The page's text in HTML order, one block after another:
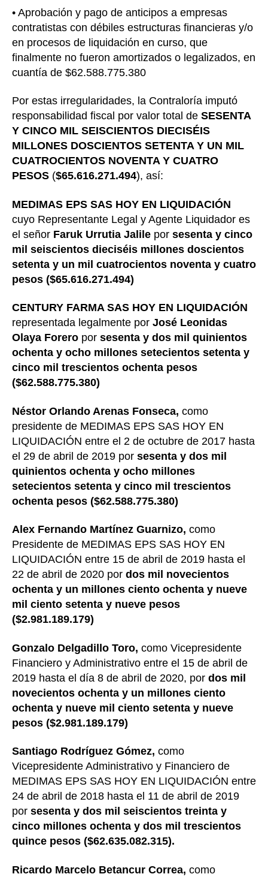
• Aprobación y pago de anticipos a empresas
contratistas con débiles estructuras financieras y/o
en procesos de liquidación en curso, que
finalmente no fueron amortizados o legalizados, en
cuantía de $62.588.775.380
Por estas irregularidades, la Contraloría imputó
responsabilidad fiscal por valor total de SESENTA
Y CINCO MIL SEISCIENTOS DIECISÉIS
MILLONES DOSCIENTOS SETENTA Y UN MIL
CUATROCIENTOS NOVENTA Y CUATRO
PESOS ($65.616.271.494), así:
MEDIMAS EPS SAS HOY EN LIQUIDACIÓN
cuyo Representante Legal y Agente Liquidador es
el señor Faruk Urrutia Jalile por sesenta y cinco
mil seiscientos dieciséis millones doscientos
setenta y un mil cuatrocientos noventa y cuatro
pesos ($65.616.271.494)
CENTURY FARMA SAS HOY EN LIQUIDACIÓN
representada legalmente por José Leonidas
Olaya Forero por sesenta y dos mil quinientos
ochenta y ocho millones setecientos setenta y
cinco mil trescientos ochenta pesos
($62.588.775.380)
Néstor Orlando Arenas Fonseca, como
presidente de MEDIMAS EPS SAS HOY EN
LIQUIDACIÓN entre el 2 de octubre de 2017 hasta
el 29 de abril de 2019 por sesenta y dos mil
quinientos ochenta y ocho millones
setecientos setenta y cinco mil trescientos
ochenta pesos ($62.588.775.380)
Alex Fernando Martínez Guarnizo, como
Presidente de MEDIMAS EPS SAS HOY EN
LIQUIDACIÓN entre 15 de abril de 2019 hasta el
22 de abril de 2020 por dos mil novecientos
ochenta y un millones ciento ochenta y nueve
mil ciento setenta y nueve pesos
($2.981.189.179)
Gonzalo Delgadillo Toro, como Vicepresidente
Financiero y Administrativo entre el 15 de abril de
2019 hasta el día 8 de abril de 2020, por dos mil
novecientos ochenta y un millones ciento
ochenta y nueve mil ciento setenta y nueve
pesos ($2.981.189.179)
Santiago Rodríguez Gómez, como
Vicepresidente Administrativo y Financiero de
MEDIMAS EPS SAS HOY EN LIQUIDACIÓN entre
24 de abril de 2018 hasta el 11 de abril de 2019
por sesenta y dos mil seiscientos treinta y
cinco millones ochenta y dos mil trescientos
quince pesos ($62.635.082.315).
Ricardo Marcelo Betancur Correa, como